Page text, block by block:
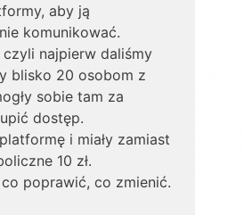
aby ją
komunikować.
najpierw daliśmy
blisko 20 osobom z
sobie tam za
dostęp.
i miały zamiast
10 zł.
poprawić, co zmienić.